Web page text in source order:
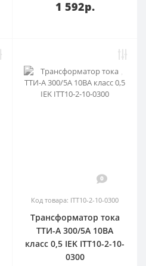
1 592р.
0
Код товара: ITT10-2-10-0300
Трансформатор тока
ТТИ-А 300/5А 10ВА
класс 0,5 IEK ITT10-2-10-
0300